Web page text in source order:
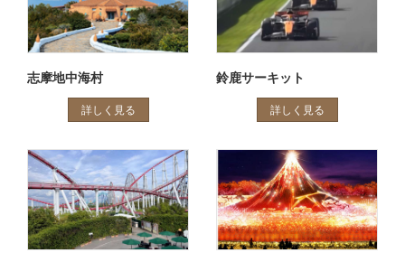
志摩地中海村
詳しく見る
鈴鹿サーキット
詳しく見る